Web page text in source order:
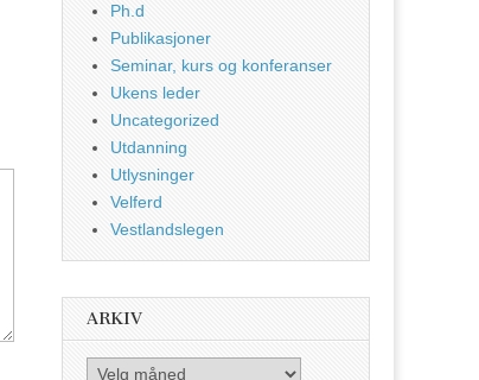
Ph.d
Publikasjoner
Seminar, kurs og konferanser
Ukens leder
Uncategorized
Utdanning
Utlysninger
Velferd
Vestlandslegen
ARKIV
Arkiv